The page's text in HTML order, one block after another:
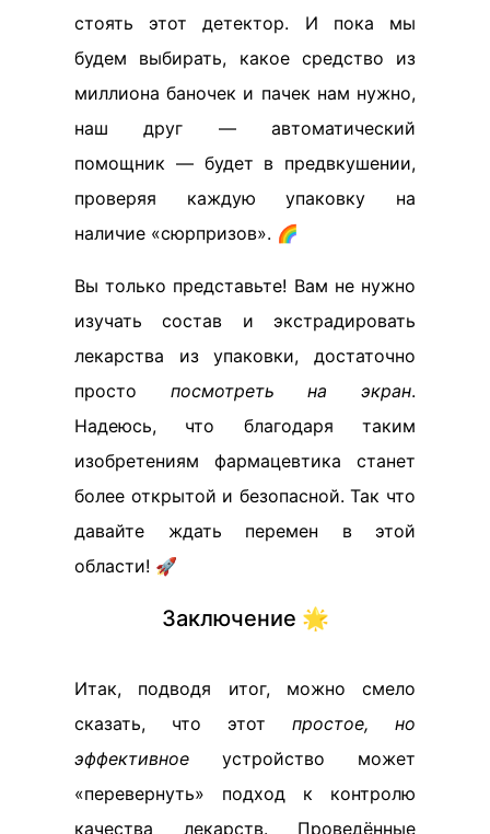
стоять этот детектор. И пока мы
будем выбирать, какое средство из
миллиона баночек и пачек нам нужно,
наш друг — автоматический
помощник — будет в предвкушении,
проверяя каждую упаковку на
наличие «сюрпризов». 🌈
Вы только представьте! Вам не нужно
изучать состав и экстрадировать
лекарства из упаковки, достаточно
просто посмотреть на экран.
Надеюсь, что благодаря таким
изобретениям фармацевтика станет
более открытой и безопасной. Так что
давайте ждать перемен в этой
области! 🚀
Заключение 🌟
Итак, подводя итог, можно смело
сказать, что этот простое, но
эффективное устройство может
«перевернуть» подход к контролю
качества лекарств. Проведённые